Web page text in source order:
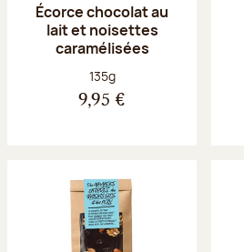
Écorce chocolat au
lait et noisettes
caramélisées
Poids net :
135g
9,95 €